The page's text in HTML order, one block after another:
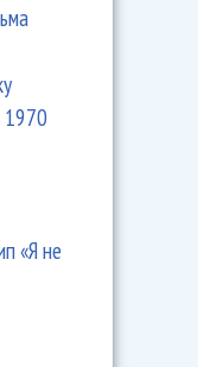
1970
«Я не